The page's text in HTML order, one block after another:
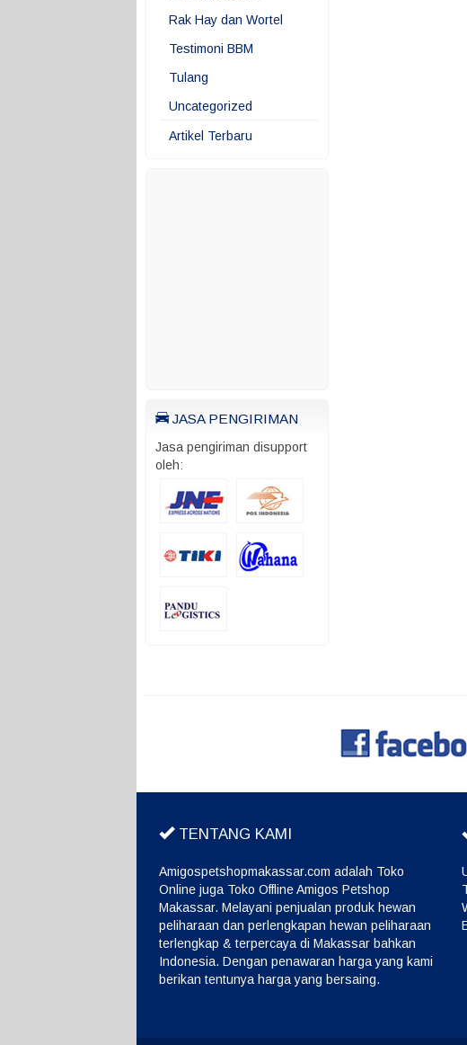
Rak Hay dan Wortel
Testimoni BBM
Tulang
Uncategorized
Artikel Terbaru
JASA PENGIRIMAN
Jasa pengiriman disupport
oleh:
TENTANG KAMI
Amigospetshopmakassar.com adalah Toko
Online juga Toko Offline Amigos Petshop
Makassar. Melayani penjualan produk hewan
peliharaan dan perlengkapan hewan peliharaan